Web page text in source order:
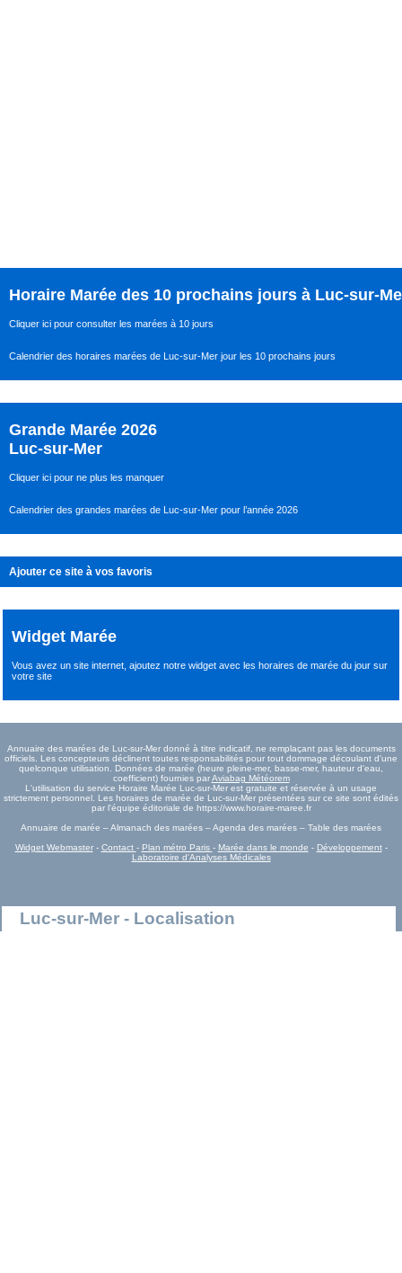
Horaire Marée des 10 prochains jours à Luc-sur-
Cliquer ici pour consulter les marées à 10 jours
Calendrier des horaires marées de Luc-sur-Mer jour les 10 prochains jours
Grande Marée 2026
Luc-sur-Mer
Cliquer ici pour ne plus les manquer
Calendrier des grandes marées de Luc-sur-Mer pour l’année 2026
Ajouter ce site à vos favoris
Widget Marée
Vous avez un site internet,ajoutez notre widget avec les horaires de marée du joursur
votre site
Annuaire des marées de Luc-sur-Mer donné à titre indicatif, ne remplaçant pas les documents
officiels. Les concepteurs déclinent toutes responsabilités pour tout dommage découlant d'une
quelconque utilisation. Données de marée (heure pleine-mer, basse-mer, hauteur d'eau,
coefficient) fournies parAviabag Météorem
L'utilisation du service Horaire Marée Luc-sur-Mer est gratuite et réservée à un usage
strictement personnel. Les horaires de marée de Luc-sur-Mer présentées sur ce site sont édités
par l'équipe éditoriale de https://www.horaire-maree.fr
Annuaire de marée – Almanach des marées – Agenda des marées – Table des marées
Widget Webmaster- Contact - Plan métro Paris - Marée dans le monde - Développement-
Laboratoire d'Analyses Médicales
Luc-sur-Mer - Localisation